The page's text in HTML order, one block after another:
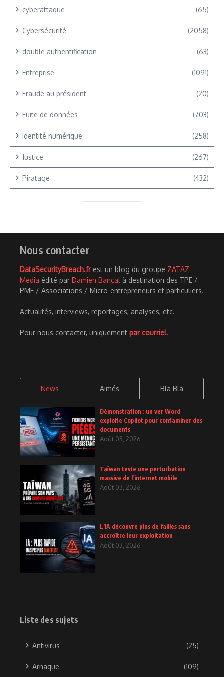
cyberattaque (65)
Cybersécurité (2058)
double authentification (63)
Entreprise (1091)
Fraude au président (20)
Fuite de données (703)
Identité numérique (258)
Justice (267)
Piratage (432)
Nous contacter
DataSecurityBreach.frest un blog du groupe ZATAZ
Media édité par Damien Bancal à destination des TPE /
PME / Associations / Micro-entrepreneurs et particuliers.
Actualités, interviews, reportages, analyses, etc.
Pour nous contacter, uniquement par courriel.
News Aimés Bla Bla
Démonstration : un ver Word
exploite Copilot pour contaminer des
documents
Août 03, 2026
Taïwan teste une perturbation
massive de l’internet mobile
Août 03, 2026
L’IA découvre plus de failles sans
accroître leur exploitation
Août 03, 2026
Liste des sujets
Antivirus (25)
Arnaque (109)